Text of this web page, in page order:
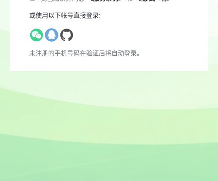
或使用以下帐号直接登录:
未注册的手机号码在验证后将自动登录。